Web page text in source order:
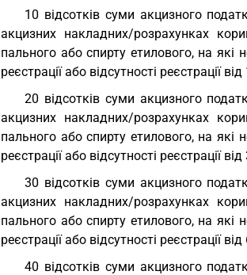
10 відсотків суми акцизного
акцизних накладних/розрахунках
пального або спирту етилового, на які
реєстрації або відсутності реєстрації
20 відсотків суми акцизного
акцизних накладних/розрахунках
пального або спирту етилового, на які
реєстрації або відсутності реєстрації
30 відсотків суми акцизного
акцизних накладних/розрахунках
пального або спирту етилового, на які
реєстрації або відсутності реєстрації
40 відсотків суми акцизного